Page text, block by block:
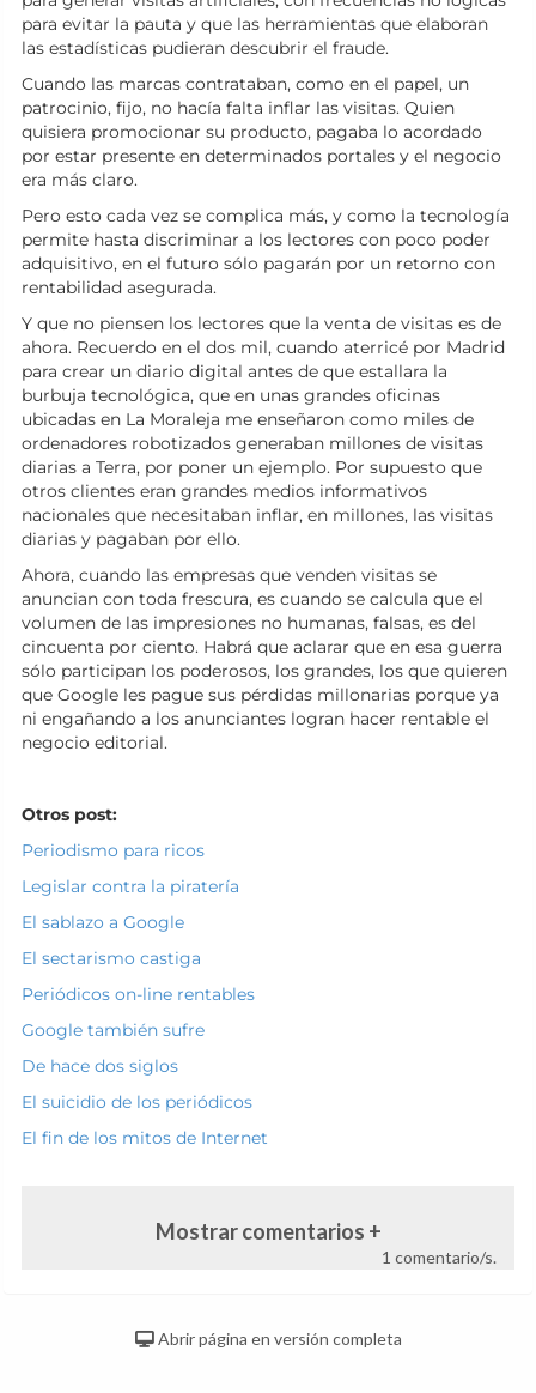
para evitar la pauta y que las herramientas que elaboran
las estadísticas pudieran descubrir el fraude.
Cuando las marcas contrataban, como en el papel, un
patrocinio, fijo, no hacía falta inflar las visitas. Quien
quisiera promocionar su producto, pagaba lo acordado
por estar presente en determinados portales y el negocio
era más claro.
Pero esto cada vez se complica más, y como la tecnología
permite hasta discriminar a los lectores con poco poder
adquisitivo, en el futuro sólo pagarán por un retorno con
rentabilidad asegurada.
Y que no piensen los lectores que la venta de visitas es de
ahora. Recuerdo en el dos mil, cuando aterricé por Madrid
para crear un diario digital antes de que estallara la
burbuja tecnológica, que en unas grandes oficinas
ubicadas en La Moraleja me enseñaron como miles de
ordenadores robotizados generaban millones de visitas
diarias a Terra, por poner un ejemplo. Por supuesto que
otros clientes eran grandes medios informativos
nacionales que necesitaban inflar, en millones, las visitas
diarias y pagaban por ello.
Ahora, cuando las empresas que venden visitas se
anuncian con toda frescura, es cuando se calcula que el
volumen de las impresiones no humanas, falsas, es del
cincuenta por ciento. Habrá que aclarar que en esa guerra
sólo participan los poderosos, los grandes, los que quieren
que Google les pague sus pérdidas millonarias porque ya
ni engañando a los anunciantes logran hacer rentable el
negocio editorial.
Otros post:
Periodismo para ricos
Legislar contra la piratería
El sablazo a Google
El sectarismo castiga
Periódicos on-line rentables
Google también sufre
De hace dos siglos
El suicidio de los periódicos
El fin de los mitos de Internet
Mostrar comentarios +
1 comentario/s.
Abrir página en versión completa